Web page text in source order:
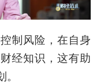
制风险，在自身
经知识，这有助